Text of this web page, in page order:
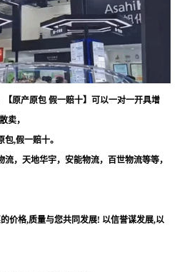
【原产原包 假一赔十】可以一对一开具增
卖，
,假一赔十。
，天地华宇，安能物流，百世物流等等，
价格,质量与您共同发展! 以信誉谋发展,以